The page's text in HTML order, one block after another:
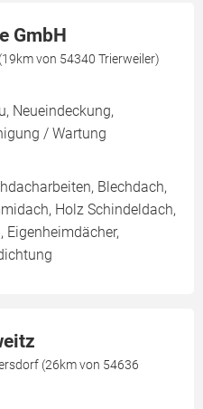
GmbH
von 54340 Trierweiler)
Neueindeckung,
/ Wartung
Blechdach,
Holz Schindeldach,
Eigenheimdächer,
(26km von 54636